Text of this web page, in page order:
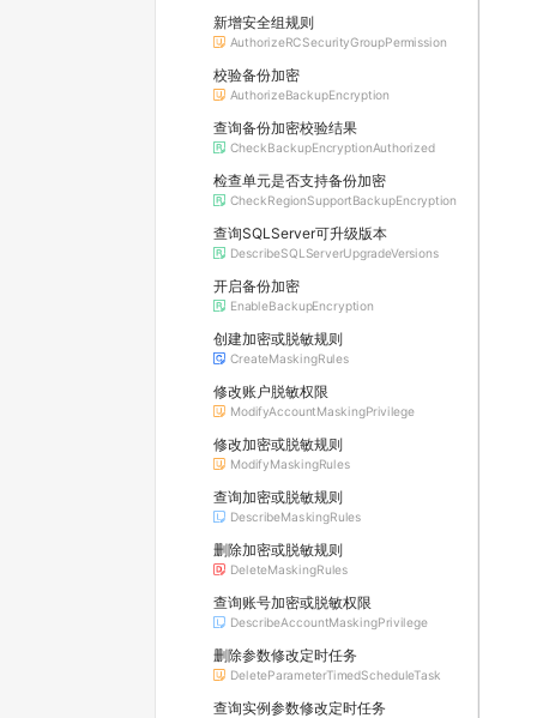
新增安全组规则
AuthorizeRCSecurityGroupPermission
校验备份加密
AuthorizeBackupEncryption
查询备份加密校验结果
CheckBackupEncryptionAuthorized
检查单元是否支持备份加密
CheckRegionSupportBackupEncryption
查询SQLServer可升级版本
DescribeSQLServerUpgradeVersions
开启备份加密
EnableBackupEncryption
创建加密或脱敏规则
CreateMaskingRules
修改账户脱敏权限
ModifyAccountMaskingPrivilege
修改加密或脱敏规则
ModifyMaskingRules
查询加密或脱敏规则
DescribeMaskingRules
删除加密或脱敏规则
DeleteMaskingRules
查询账号加密或脱敏权限
DescribeAccountMaskingPrivilege
删除参数修改定时任务
DeleteParameterTimedScheduleTask
查询实例参数修改定时任务